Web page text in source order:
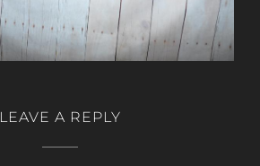
LEAVE A REPLY